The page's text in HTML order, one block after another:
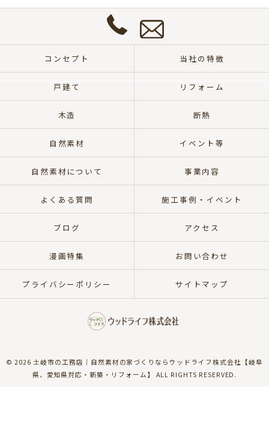
0572-
8700
合
わ
せ
は
ち
コンセプト 当社の特徴
戸建て リフォーム
木造 断熱
自然素材 イベント等
自然素材について 事業内容
よくある質問 施工事例・イベント
ブログ アクセス
漫画特集 お問い合わせ
プライバシーポリシー サイトマップ
© 2026 土岐市の工務店｜自然素材の家づくりならウッドライフ株式会社【岐阜
県、愛知県対応・新築・リフォーム】 ALL RIGHTS RESERVED.